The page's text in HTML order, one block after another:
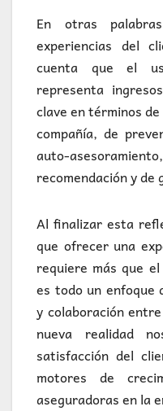
En otras
experiencias del
cuenta que el
representa
clave en términos
compañía, de
auto-
recomendación y de
Al finalizar esta
que ofrecer una
requiere más que
es todo un enfoque
y colaboración
nueva realidad
satisfacción del
motores de
aseguradoras en la